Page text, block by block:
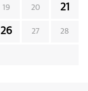
19 20 21
26 27 28